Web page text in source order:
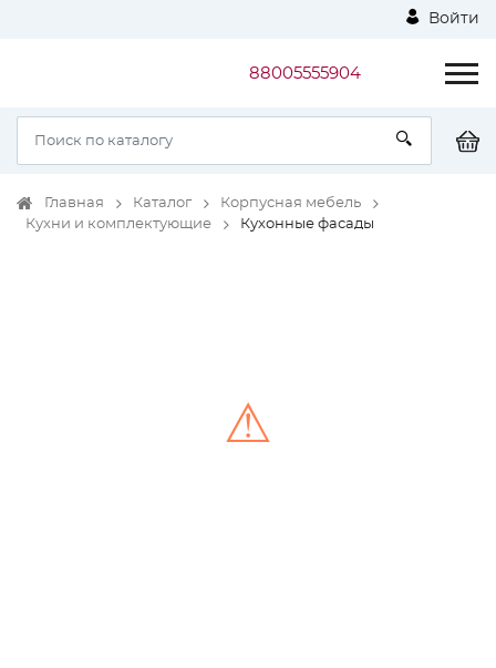
Войти
88005555904
Главная Каталог
Корпусная мебель
Кухни и комплектующие
Кухонные фасады
⚠